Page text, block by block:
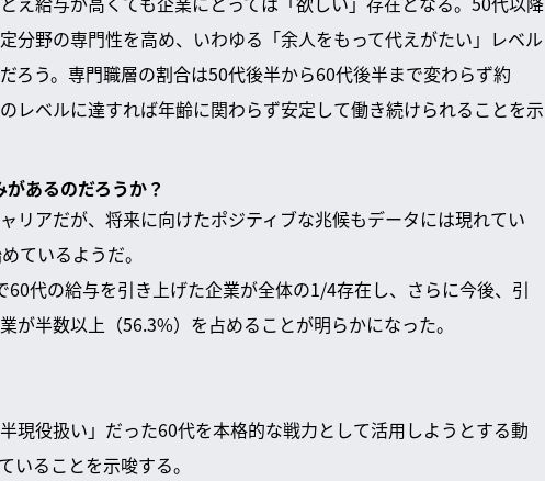
分野の専門性を高め、いわゆる「余人をもって代えがたい」レベル
ろう。専門職層の割合は50代後半から60代後半まで変わらず約
レベルに達すれば年齢に関わらず安定して働き続けられることを示
あるのだろうか？
リアだが、将来に向けたポジティブな兆候もデータには現れてい
ているようだ。
代の給与を引き上げた企業が全体の1/4存在し、さらに今後、引
が半数以上（56.3%）を占めることが明らかになった。
現役扱い」だった60代を本格的な戦力として活用しようとする動
いることを示唆する。